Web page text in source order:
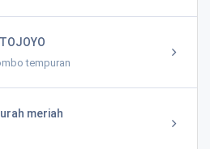
tempuran
meriah